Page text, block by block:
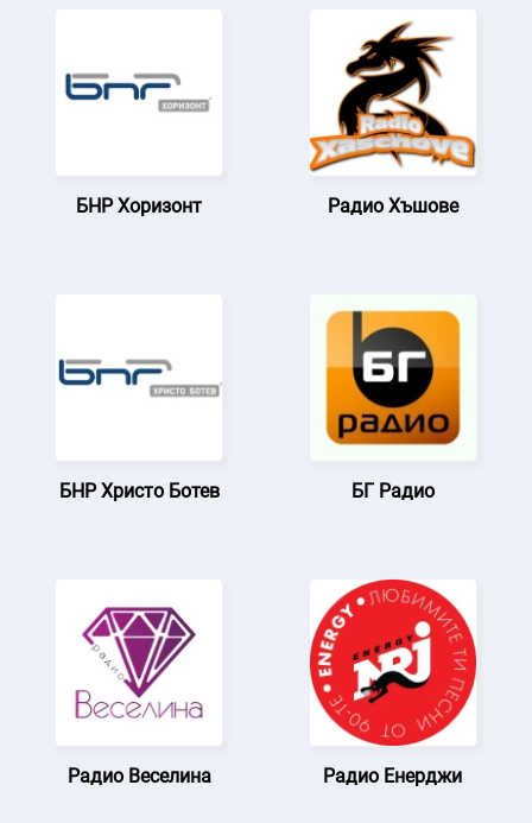
БНР Хоризонт Радио Хъшове
БНР Христо Ботев БГ Радио
Радио Веселина Радио Енерджи